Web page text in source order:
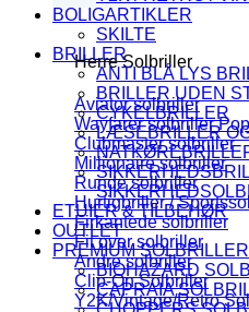
Herre Solbriller
Aviator solbriller
Wayfarer solbriller
Clubmaster solbriller
Millionaire solbriller
Runde solbriller
Hurtigbriller /
Firkantede solbriller
Fit over solbriller
Andre solbriller
Clip-On Solbriller
Y2K/Vintage/Retro
BOLIGARTIKLER
SKILTE
BRILLER
ANTI BLÅ LYS
BRILLER UDEN
CYKELBRILLER
LÆSEBRILLER
ETUIER & TILBEHØR
OUTLET
PREMIUM SOLBRILLER
BIOHAZARD
CAPRAIA